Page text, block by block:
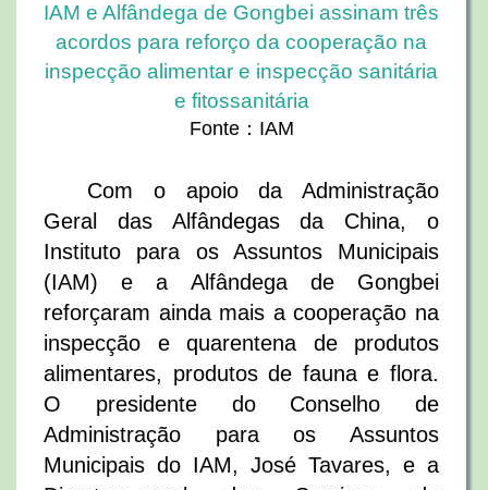
IAM e Alfândega de Gongbei assinam três
acordos para reforço da cooperação na
inspecção alimentar e inspecção sanitária
e fitossanitária
Fonte：IAM
Com o apoio da Administração
Geral das Alfândegas da China, o
Instituto para os Assuntos Municipais
(IAM) e a Alfândega de Gongbei
reforçaram ainda mais a cooperação na
inspecção e quarentena de produtos
alimentares, produtos de fauna e flora.
O presidente do Conselho de
Administração para os Assuntos
Municipais do IAM, José Tavares, e a